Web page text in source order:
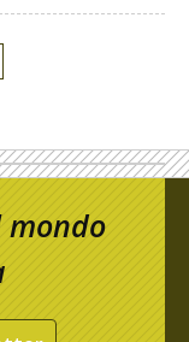
mondo